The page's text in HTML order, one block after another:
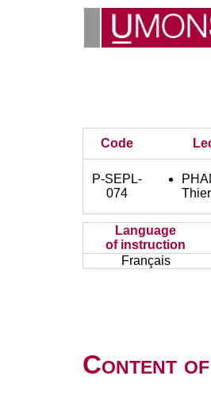
Code
P-SEPL-
074
Language
of instruction
Français
Content